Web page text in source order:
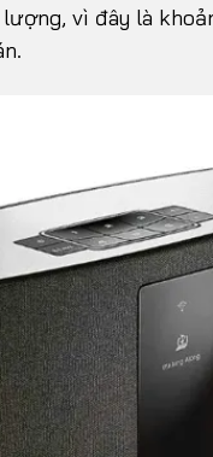
vì đây là